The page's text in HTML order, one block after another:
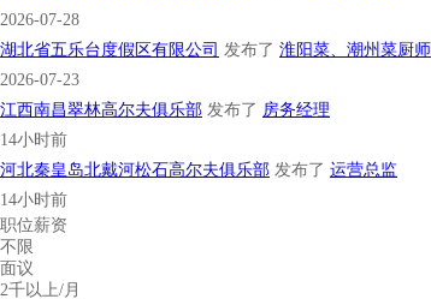
2026-07-28
湖北省五乐台度假区有限公司 发布了 淮阳菜、潮州菜厨师
2026-07-23
江西南昌翠林高尔夫俱乐部 发布了 房务经理
14小时前
河北秦皇岛北戴河松石高尔夫俱乐部 发布了 运营总监
14小时前
职位薪资
不限
面议
2千以上/月